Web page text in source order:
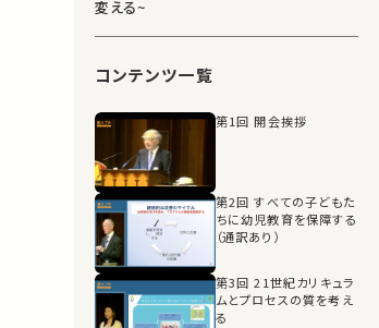
変える~
コンテンツ一覧
第1回 開会挨拶
第2回 すべての子どもた
ちに幼児教育を保障する
（通訳あり）
第3回 21世紀カリキュラ
ムとプロセスの質を考え
る